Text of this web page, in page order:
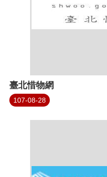
臺北惜物網
107-08-28